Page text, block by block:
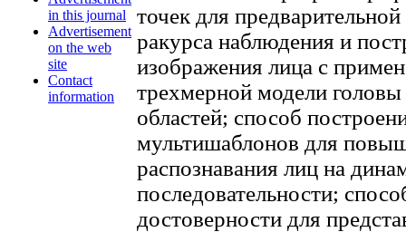
in this journal
Advertisement
on the web
site
Contact
information
точек для
ракурса наблюдения и
изображения лица с
трехмерной модели
областей; способ
мультишаблонов для
распознавания лиц на
последовательности;
достоверности для